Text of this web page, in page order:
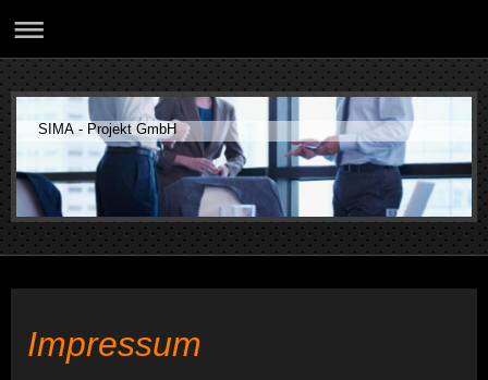
SIMA - Projekt GmbH
Impressum